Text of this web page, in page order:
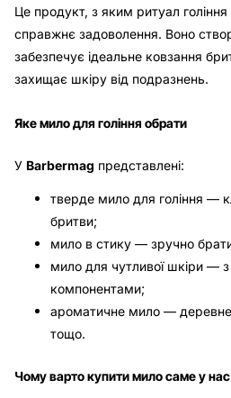
Це продукт, з яким ритуал
справжнє задоволення. Воно
забезпечує ідеальне ковзання
захищає шкіру від подразнень.
Яке мило для гоління обрати
У Barbermag представлені:
тверде мило для гоління —
бритви;
мило в стику — зручно
мило для чутливої шкіри —
компонентами;
ароматичне мило —
тощо.
Чому варто купити мило саме у нас